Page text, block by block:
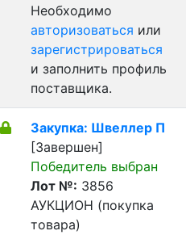
Необходимо
авторизоваться или
зарегистрироваться
и заполнить профиль
поставщика.
Закупка: Швеллер П
[Завершен]
Победитель выбран
Лот №: 3856
АУКЦИОН (покупка
товара)